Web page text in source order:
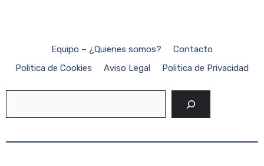
Equipo – ¿Quienes somos?
Contacto
Politica de Cookies
Aviso Legal Politica de Privacidad